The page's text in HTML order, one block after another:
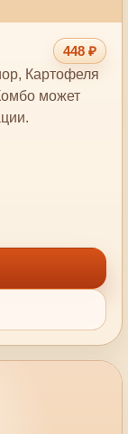
448 ₽
Картофеля
может